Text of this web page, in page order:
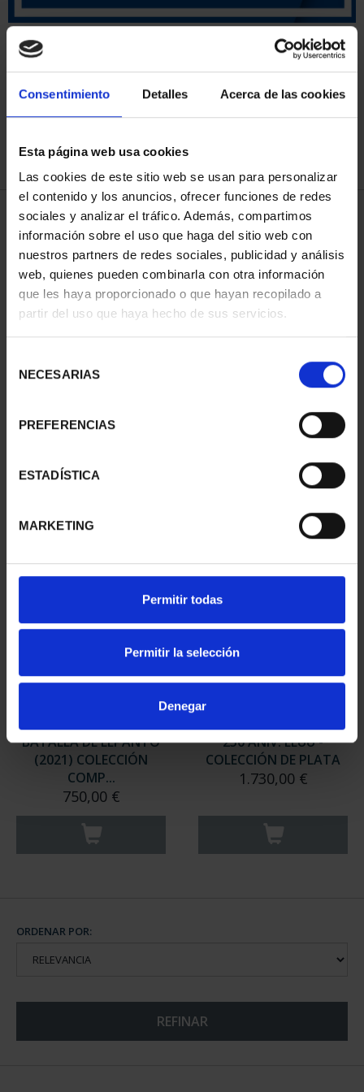
Consentimiento Detalles Acerca de las cookies
Esta página web usa cookies
Las cookies de este sitio web se usan para personalizar
el contenido y los anuncios, ofrecer funciones de redes
sociales y analizar el tráfico. Además, compartimos
información sobre el uso que haga del sitio web con
nuestros partners de redes sociales, publicidad y análisis
web, quienes pueden combinarla con otra información
que les haya proporcionado o que hayan recopilado a
partir del uso que haya hecho de sus servicios.
NECESARIAS
PREFERENCIAS
ESTADÍSTICA
MARKETING
Permitir todas
Permitir la selección
Denegar
ORDENAR POR:
REFINAR
4 Productos encontrados
XIII SERIE
"CAPITALES"
595,00 €
AÑO GAUDÍ -
420,00 €
BATALLA DE LEPANTO
(2021) COLECCIÓN
COMP...
750,00 €
250 ANIV. EEUU -
COLECCIÓN DE PLATA
1.730,00 €
ORDENAR POR:
REFINAR